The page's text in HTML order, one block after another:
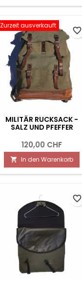
Zurzeit ausverkauft
MILITÄR RUCKSACK -
SALZ UND PFEFFER
120,00 CHF
 In den Warenkorb
favorite_border
favorite_border